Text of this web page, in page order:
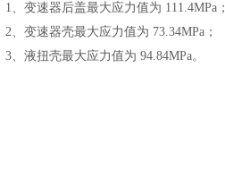
1、变速器后盖最大应力值为 111.4MPa；
2、变速器壳最大应力值为 73.34MPa；
3、液扭壳最大应力值为 94.84MPa。